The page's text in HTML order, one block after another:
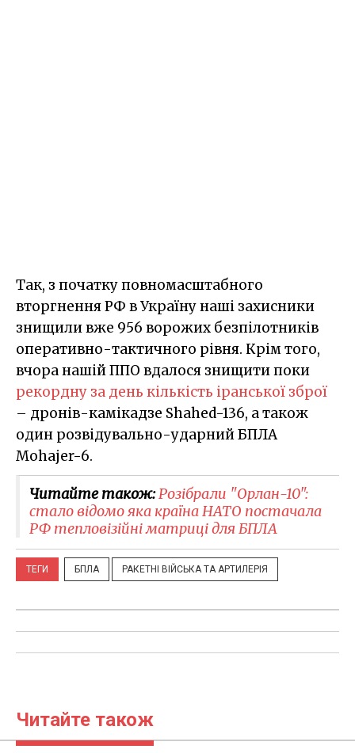
Так, з початку повномасштабного
вторгнення РФ в Україну наші захисники
знищили вже 956 ворожих безпілотників
оперативно-тактичного рівня. Крім того,
вчора нашій ППО вдалося знищити поки
рекордну за день кількість іранської зброї
– дронів-камікадзе Shahed-136, а також
один розвідувально-ударний БПЛА
Mohajer-6.
Читайте також:Розібрали "Орлан-10":
стало відомо яка країна НАТО постачала
РФ тепловізійні матриці для БПЛА
ТЕГИ БПЛА РАКЕТНІ ВІЙСЬКА ТА АРТИЛЕРІЯ
Читайте також